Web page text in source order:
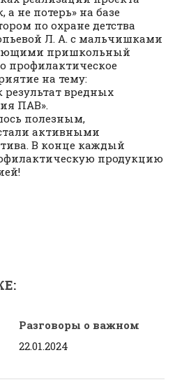
не потерь» на базе
по охране детства
Л. А. с мальчишками
пришкольный
профилактическое
на тему:
вредных
ПАВ».
полезным,
активными
В конце каждый
продукцию
Разговоры о важном
22.01.2024